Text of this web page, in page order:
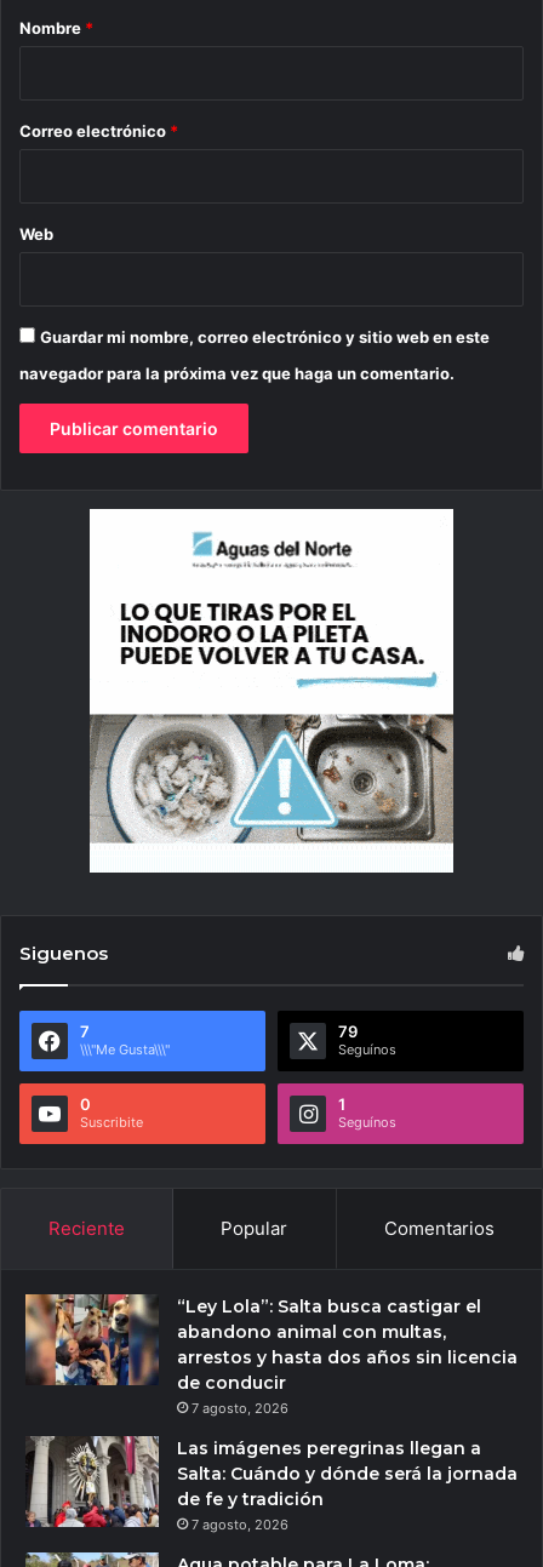
r
*
Nombre *
Correo electrónico *
Web
Guardar mi nombre, correo electrónico y sitio web en este
navegador para la próxima vez que haga un comentario.
Siguenos
7
\\\"Me Gusta\\\"
79
Seguínos
0
Suscribite
1
Seguínos
Reciente Popular Comentarios
“Ley Lola”: Salta busca castigar el
abandono animal con multas,
arrestos y hasta dos años sin licencia
de conducir
7 agosto, 2026
Las imágenes peregrinas llegan a
Salta: Cuándo y dónde será la jornada
de fe y tradición
7 agosto, 2026